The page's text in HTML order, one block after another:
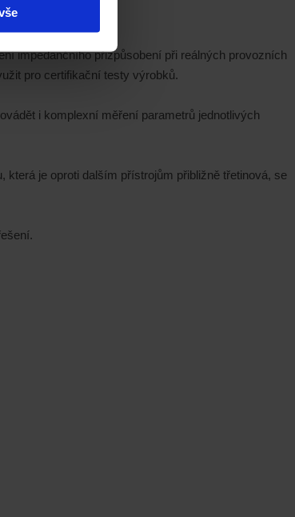
impedančního přizpůsobení při reálných provozních
pro certifikační testy výrobků.
i komplexní měření parametrů jednotlivých
která je oproti dalším přístrojům přibližně třetinová, se